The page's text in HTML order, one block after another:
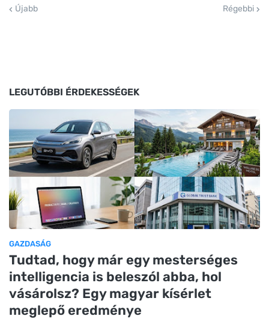
Újabb Régebbi
LEGUTÓBBI ÉRDEKESSÉGEK
GAZDASÁG
Tudtad, hogy már egy mesterséges
intelligencia is beleszól abba, hol
vásárolsz? Egy magyar kísérlet
meglepő eredménye